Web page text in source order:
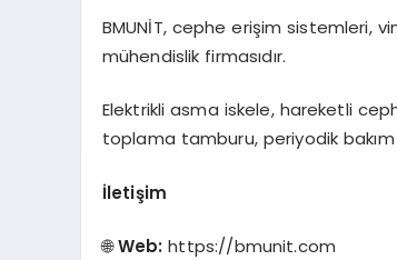
BMUNİT, cephe erişim sistemleri,
mühendislik firmasıdır.
Elektrikli asma iskele, hareketli
toplama tamburu, periyodik
İletişim
🌐Web: https://bmunit.com